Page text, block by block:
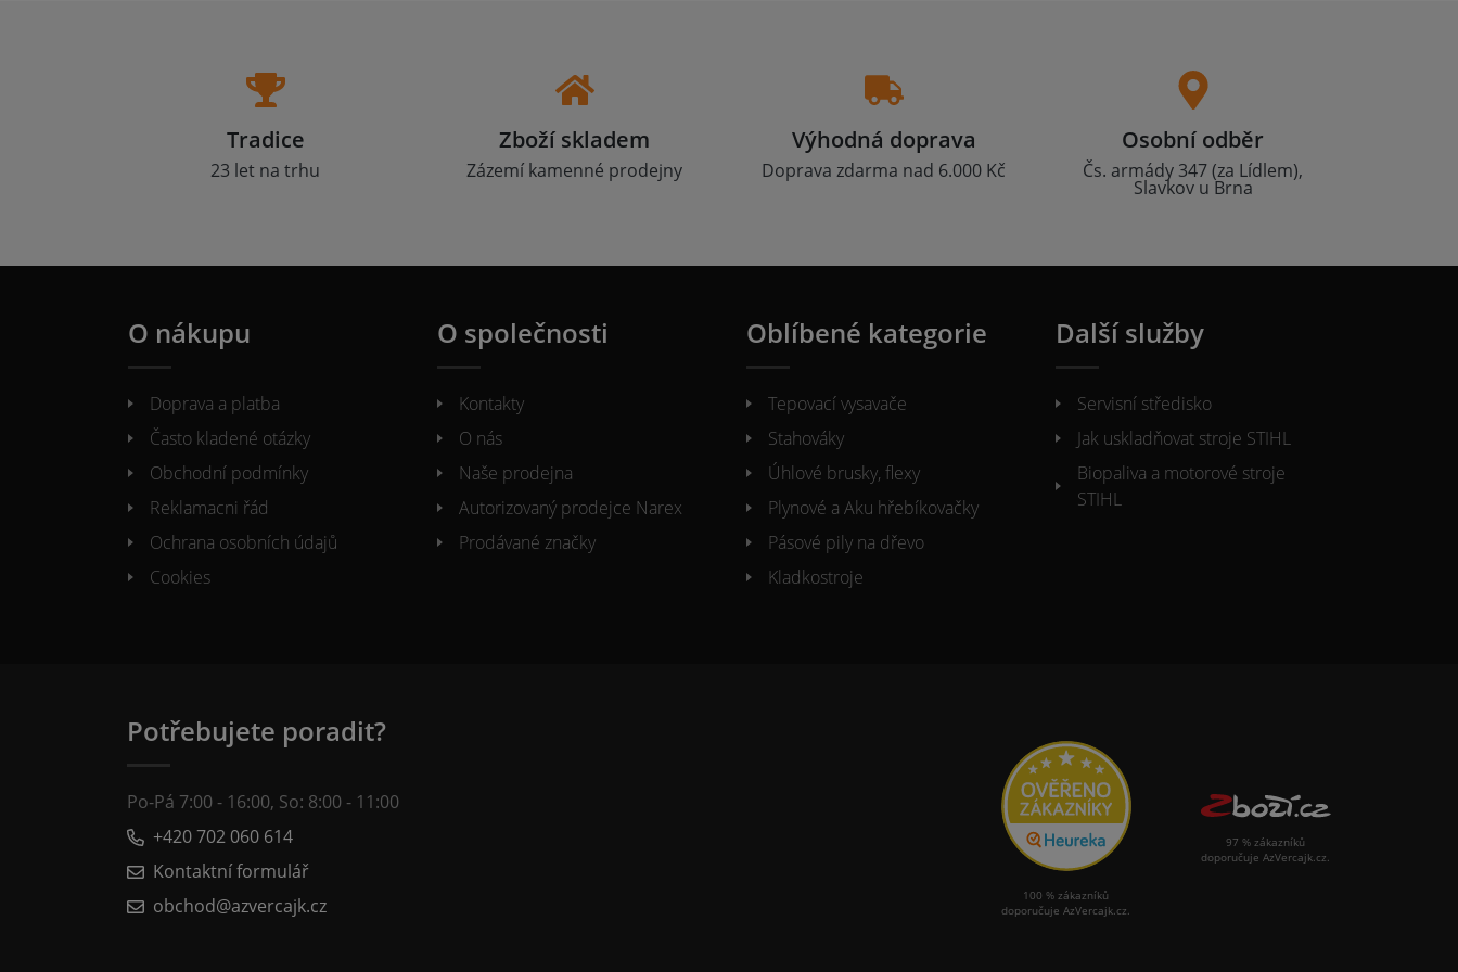
Tradice
23 let na trhu
Zboží skladem
Zázemí kamenné prodejny
Výhodná doprava
Doprava zdarma nad 6.000 Kč
Osobní odběr
Čs. armády 347 (za Lídlem),
Slavkov u Brna
O nákupu
Doprava a platba
Často kladené otázky
Obchodní podmínky
Reklamacni řád
Ochrana osobních údajů
Cookies
O společnosti
Kontakty
O nás
Naše prodejna
Autorizovaný prodejce Narex
Prodávané značky
Oblíbené kategorie
Tepovací vysavače
Stahováky
Úhlové brusky, flexy
Plynové a Aku hřebíkovačky
Pásové pily na dřevo
Kladkostroje
Další služby
Servisní středisko
Jak uskladňovat stroje STIHL
Biopaliva a motorové stroje
STIHL
Potřebujete poradit?
Po-Pá 7:00 - 16:00, So: 8:00 - 11:00
+420 702 060 614
Kontaktní formulář
obchod@azvercajk.cz
100 % zákazníků
doporučuje AzVercajk.cz.
97 % zákazníků
doporučuje AzVercajk.cz.